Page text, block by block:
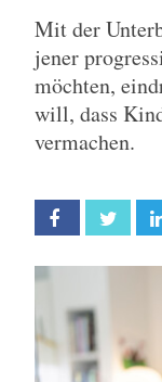
Mit der
jener
möchten,
will, dass
vermachen.
Facebook